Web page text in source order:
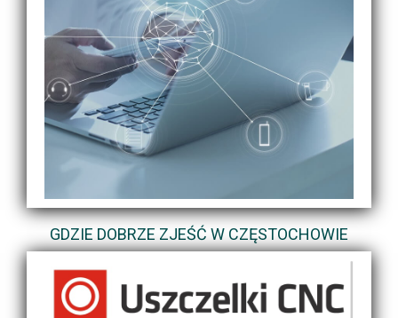
GDZIE DOBRZE ZJEŚĆ W CZĘSTOCHOWIE